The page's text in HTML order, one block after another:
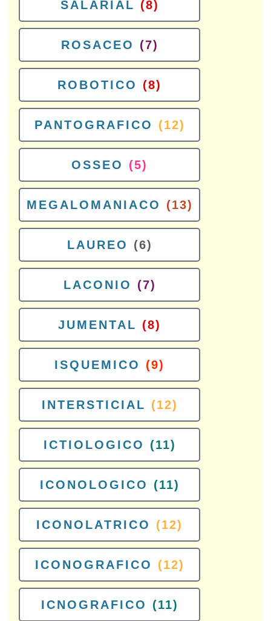
SALARIAL (8)
ROSACEO (7)
ROBOTICO (8)
PANTOGRAFICO (12)
OSSEO (5)
MEGALOMANIACO (13)
LAUREO (6)
LACONIO (7)
JUMENTAL (8)
ISQUEMICO (9)
INTERSTICIAL (12)
ICTIOLOGICO (11)
ICONOLOGICO (11)
ICONOLATRICO (12)
ICONOGRAFICO (12)
ICNOGRAFICO (11)